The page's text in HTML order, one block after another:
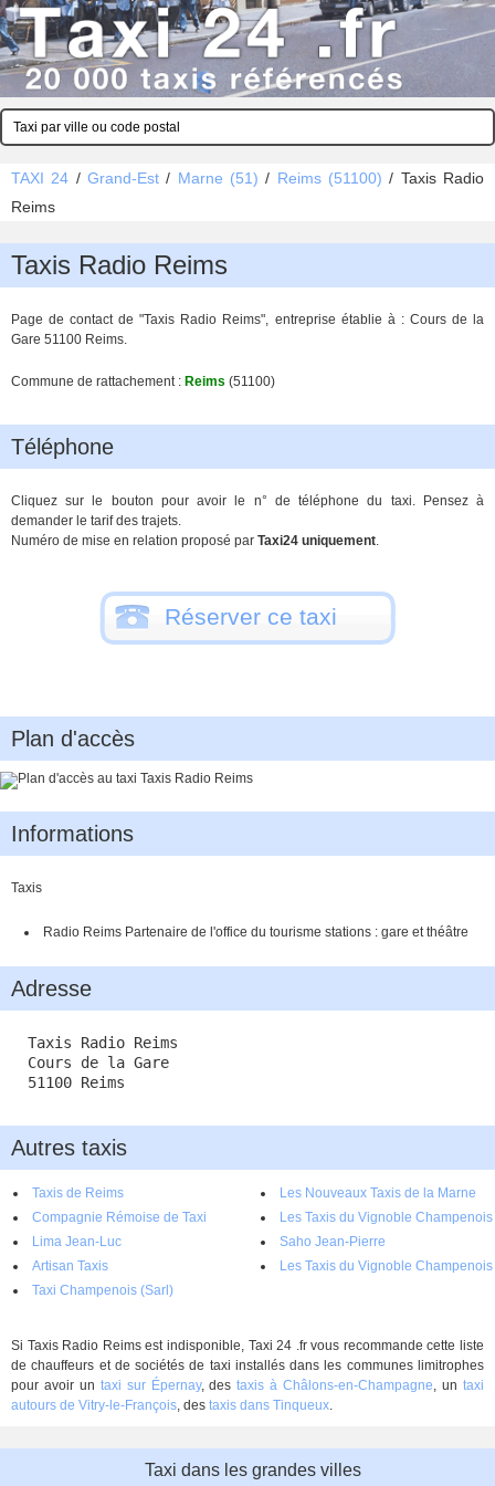
TAXI 24 /Grand-Est / Marne (51) / Reims (51100) / Taxis Radio
Reims
Taxis Radio Reims
Page de contact de "Taxis Radio Reims", entreprise établie à : Cours de la
Gare 51100 Reims.
Commune de rattachement : Reims (51100)
Téléphone
Cliquez sur le bouton pour avoir le n° de téléphone du taxi. Pensez à
demander le tarif des trajets.
Numéro de mise en relation proposé par Taxi24 uniquement.
Réserver ce taxi
Plan d'accès
Informations
Taxis
Radio Reims Partenaire de l'office du tourisme stations : gare et théâtre
Adresse
Taxis Radio Reims
Cours de la Gare
51100 Reims
Autres taxis
Taxis de Reims
Les Nouveaux Taxis de la Marne
Compagnie Rémoise de Taxi
Les Taxis du Vignoble Champenois
Lima Jean-Luc
Saho Jean-Pierre
Artisan Taxis
Les Taxis du Vignoble Champenois
Taxi Champenois (Sarl)
Si Taxis Radio Reims est indisponible, Taxi 24 .fr vous recommande cette liste
de chauffeurs et de sociétés de taxi installés dans les communes limitrophes
pour avoir un taxi sur Épernay, destaxis à Châlons-en-Champagne, untaxi
autours de Vitry-le-François, des taxis dans Tinqueux.
Taxi dans les grandes villes